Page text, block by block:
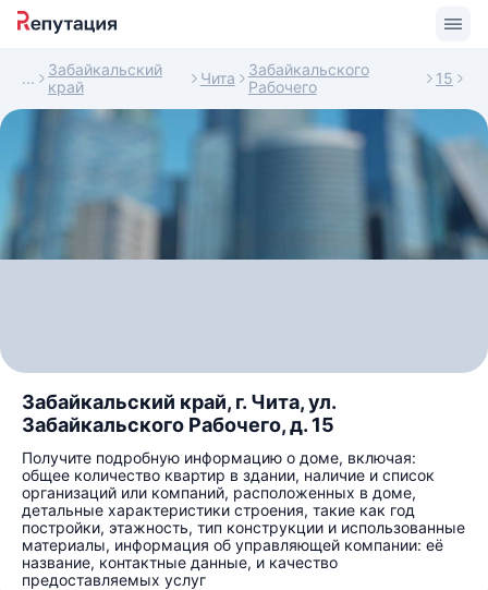
Забайкальский
край
Чита
Забайкальского
Рабочего
15
Забайкальский край, г. Чита, ул.
Забайкальского Рабочего, д. 15
Получите подробную информацию о доме, включая:
общее количество квартир в здании, наличие и список
организаций или компаний, расположенных в доме,
детальные характеристики строения, такие как год
постройки, этажность, тип конструкции и использованные
материалы, информация об управляющей компании: её
название, контактные данные, и качество
предоставляемых услуг